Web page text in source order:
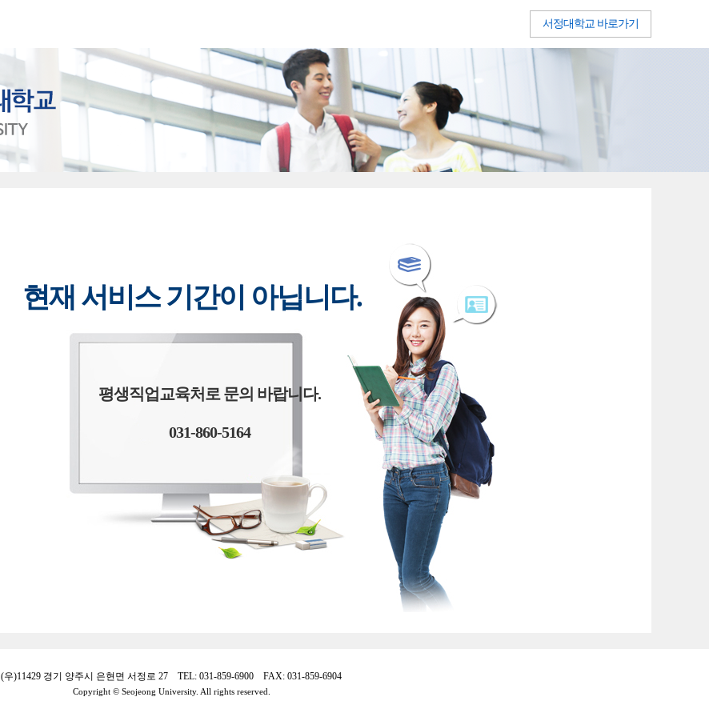
서정대학교 바로가기
현재 서비스 기간이 아닙니다.
평생직업교육처로 문의 바랍니다.
031-860-5164
(우)11429 경기 양주시 은현면 서정로 27 TEL: 031-859-6900 FAX: 031-859-6904
Copyright © Seojeong University. All rights reserved.